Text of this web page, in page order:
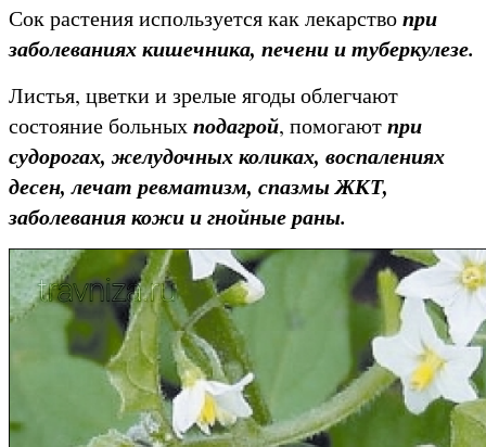
Сок растения используется как лекарствопри
заболеваниях кишечника, печени и туберкулезе.
Листья, цветки и зрелые ягоды облегчают
состояние больныхподагрой, помогаютпри
судорогах, желудочных коликах, воспалениях
десен, лечат ревматизм, спазмы ЖКТ,
заболевания кожи и гнойные раны.